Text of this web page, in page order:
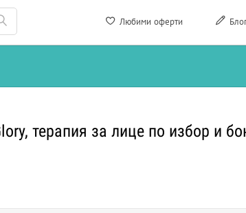
Любими оферти
терапия за лице по избор и